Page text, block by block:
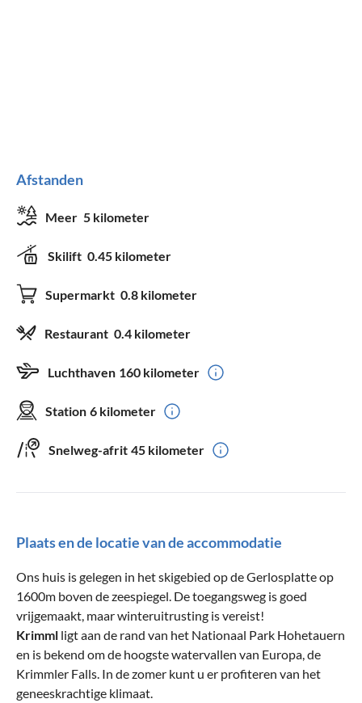
Afstanden
Meer 5 kilometer
Skilift 0.45 kilometer
Supermarkt 0.8 kilometer
Restaurant 0.4 kilometer
Luchthaven 160 kilometer
Station 6 kilometer
Snelweg-afrit 45 kilometer
Plaats en de locatie van de accommodatie
Ons huis is gelegen in het skigebied op de Gerlosplatte op
1600m boven de zeespiegel. De toegangsweg is goed
vrijgemaakt, maar winteruitrusting is vereist!
Krimml ligt aan de rand van het Nationaal Park Hohetauern
en is bekend om de hoogste watervallen van Europa, de
Krimmler Falls. In de zomer kunt u er profiteren van het
geneeskrachtige klimaat.